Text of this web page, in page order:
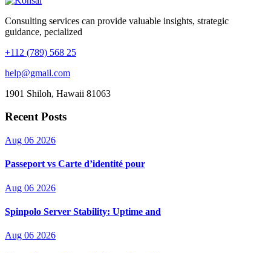
Consulting services can provide valuable insights, strategic
guidance, pecialized
+112 (789) 568 25
help@gmail.com
1901 Shiloh, Hawaii 81063
Recent Posts
Aug 06 2026
Passeport vs Carte d’identité pour
Aug 06 2026
Spinpolo Server Stability: Uptime and
Aug 06 2026